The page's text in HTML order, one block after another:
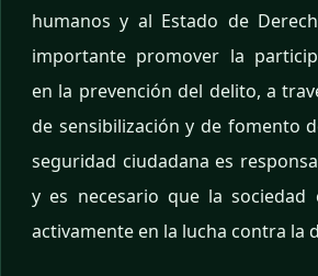
humanos y al Estado de
importante promover la
en la prevención del delito, a
de sensibilización y de fomento
seguridad ciudadana es
y es necesario que la sociedad
activamente en la lucha contra la